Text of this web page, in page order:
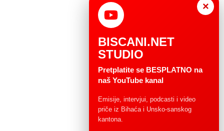
×
BISCANI.NET
STUDIO
Pretplatite se BESPLATNO na
naš YouTube kanal
Emisije, intervjui, podcasti i video
priče iz Bihaća i Unsko-sanskog
kantona.